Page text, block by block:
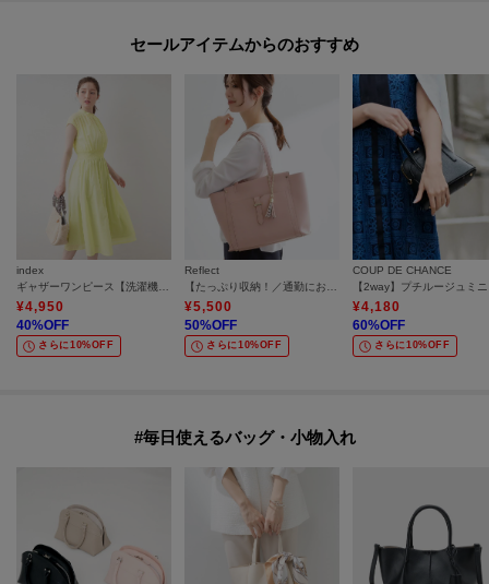
セールアイテムからのおすすめ
index
ギャザーワンピース【洗濯機OK／イージーアイロン】
¥4,950
40%OFF
さらに10%OFF
Reflect
【たっぷり収納！／通勤におすすめ】’26春夏毎日バッグ
¥5,500
50%OFF
さらに10%OFF
COUP DE CHANCE
¥4,180
60%OFF
さらに10%OFF
#毎日使えるバッグ・小物入れ